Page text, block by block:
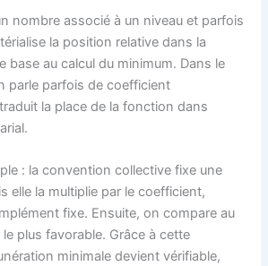
nombre associé à un niveau et parfois
la position relative dans la
base au calcul du minimum. Dans le
parle parfois de coefficient
la place de la fonction dans
: la convention collective fixe une
elle la multiplie par le coefficient,
fixe. Ensuite, on compare au
plus favorable. Grâce à cette
minimale devient vérifiable,